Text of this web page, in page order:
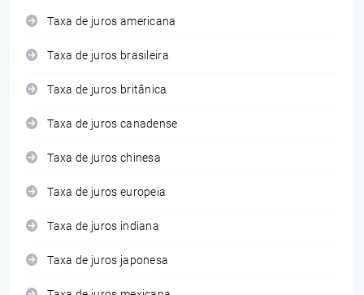
Taxa de juros americana
Taxa de juros brasileira
Taxa de juros britânica
Taxa de juros canadense
Taxa de juros chinesa
Taxa de juros europeia
Taxa de juros indiana
Taxa de juros japonesa